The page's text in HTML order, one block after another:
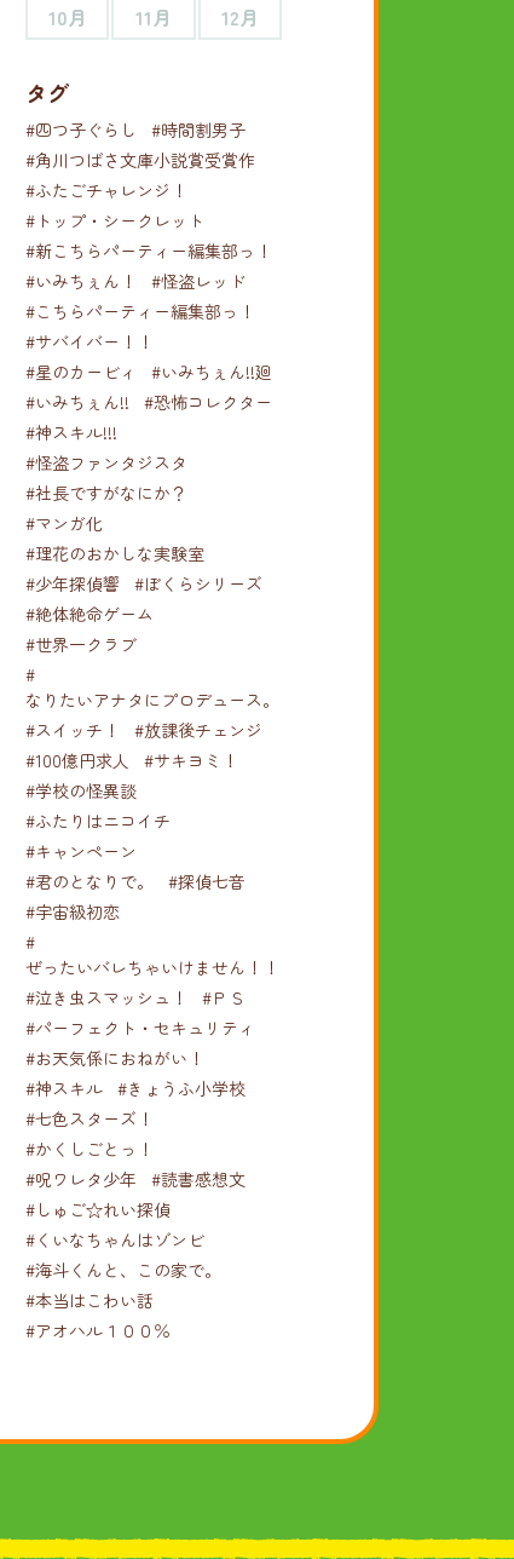
10月
11月 12月
タグ
#四つ子ぐらし
#時間割男子
#角川つばさ文庫小説賞受賞作
#ふたごチャレンジ！
#トップ・シークレット
#新こちらパーティー編集部っ！
#いみちぇん！
#怪盗レッド
#こちらパーティー編集部っ！
#サバイバー！！
#星のカービィ
#いみちぇん!!廻
#いみちぇん!!
#恐怖コレクター
#神スキル!!!
#怪盗ファンタジスタ
#社長ですがなにか？
#マンガ化
#理花のおかしな実験室
#少年探偵響
#ぼくらシリーズ
#絶体絶命ゲーム
#世界一クラブ
#
なりたいアナタにプロデュース。
#スイッチ！
#放課後チェンジ
#100億円求人
#サキヨミ！
#学校の怪異談
#ふたりはニコイチ
#キャンペーン
#君のとなりで。
#探偵七音
#宇宙級初恋
#
ぜったいバレちゃいけません！！！
#泣き虫スマッシュ！
#ＰＳ
#パーフェクト・セキュリティ
#お天気係におねがい！
#神スキル #きょうふ小学校
#七色スターズ！
#かくしごとっ！
#呪ワレタ少年
#読書感想文
#しゅご☆れい探偵
#くいなちゃんはゾンビ
#海斗くんと、この家で。
#本当はこわい話
#アオハル１００％